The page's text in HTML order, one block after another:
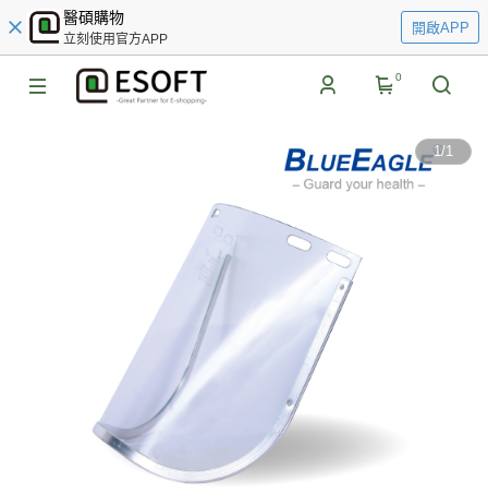
醫碩購物
立刻使用官方APP
開啟APP
0
1/1